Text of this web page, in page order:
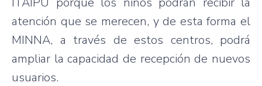
atención que se merecen, y de esta forma el
MINNA, a través de estos centros, podrá
ampliar la capacidad de recepción de nuevos
usuarios.